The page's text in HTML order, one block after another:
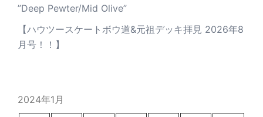
”Deep Pewter/Mid Olive”
【ハウツースケートボウ道&元祖デッキ拝見 2026年8
月号！！】
2024年1月